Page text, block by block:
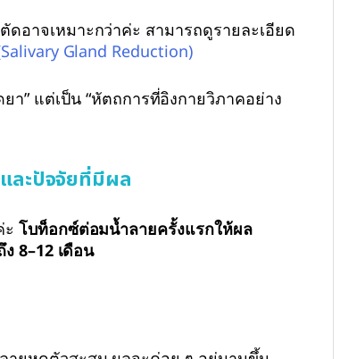
อาจเหมาะกว่าค่ะ สามารถดูรายละเอียด
Gland Reduction)
า” แต่เป็น “หัตถการที่อิงกายวิภาคอย่าง
ละปัจจัยที่มีผล
โบท็อกซ์ต่อมน้ำลายครั้งแรกให้ผล
8–12 เดือน